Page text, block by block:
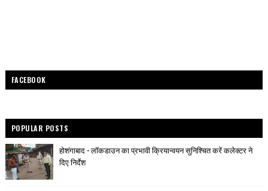
FACEBOOK
POPULAR POSTS
होशंगाबाद - लॉकडाउन का प्रभावी क्रियान्वयन सुनिश्चित करें कलेक्टर ने
दिए निर्देश